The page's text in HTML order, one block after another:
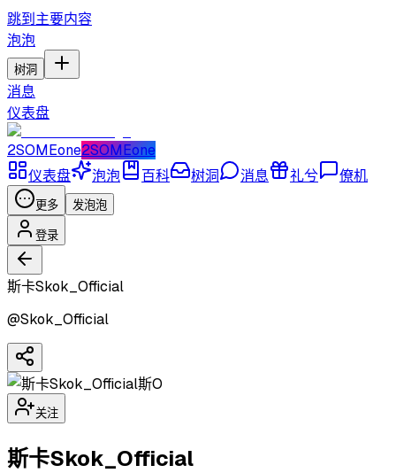
跳到主要内容
泡泡
树洞
消息
仪表盘
2SOMEone2SOMEone
仪表盘
泡泡 百科 树洞 消息 礼兮 僚机
更多 发泡泡
登录
斯卡Skok_Official
@Skok_Official
斯O
关注
斯卡Skok_Official